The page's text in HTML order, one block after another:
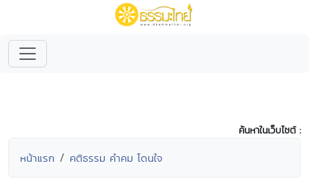
ค้นหาในเว็บไซต์ :
หน้าแรก คติธรรม คำคม โดนใจ